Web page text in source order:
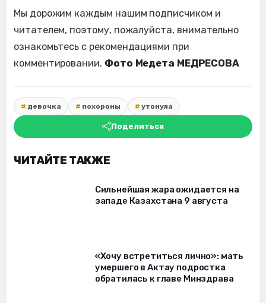
Мы дорожим каждым нашим подписчиком и
читателем, поэтому, пожалуйста, внимательно
ознакомьтесь с рекомендациями при
комментировании. Фото Медета МЕДРЕСОВА
девочка похороны утонула
Поделиться
ЧИТАЙТЕ ТАКЖЕ
Сильнейшая жара ожидается на
западе Казахстана 9 августа
«Хочу встретиться лично»: мать
умершего в Актау подростка
обратилась к главе Минздрава